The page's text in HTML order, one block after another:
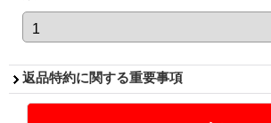
返品特約に関する重要事項